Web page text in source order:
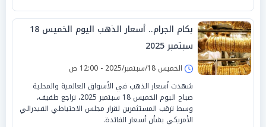
بكام الجرام.. أسعار الذهب اليوم الخميس 18
سبتمبر 2025
الخميس 18/سبتمبر/2025 - 12:00 ص
شهدت أسعار الذهب في الأسواق العالمية والمحلية
صباح اليوم الخميس 18 سبتمبر 2025، تراجع طفيف،
وسط ترقب المستثمرين لقرار مجلس الاحتياطي الفيدرالي
الأمريكي بشأن أسعار الفائدة.